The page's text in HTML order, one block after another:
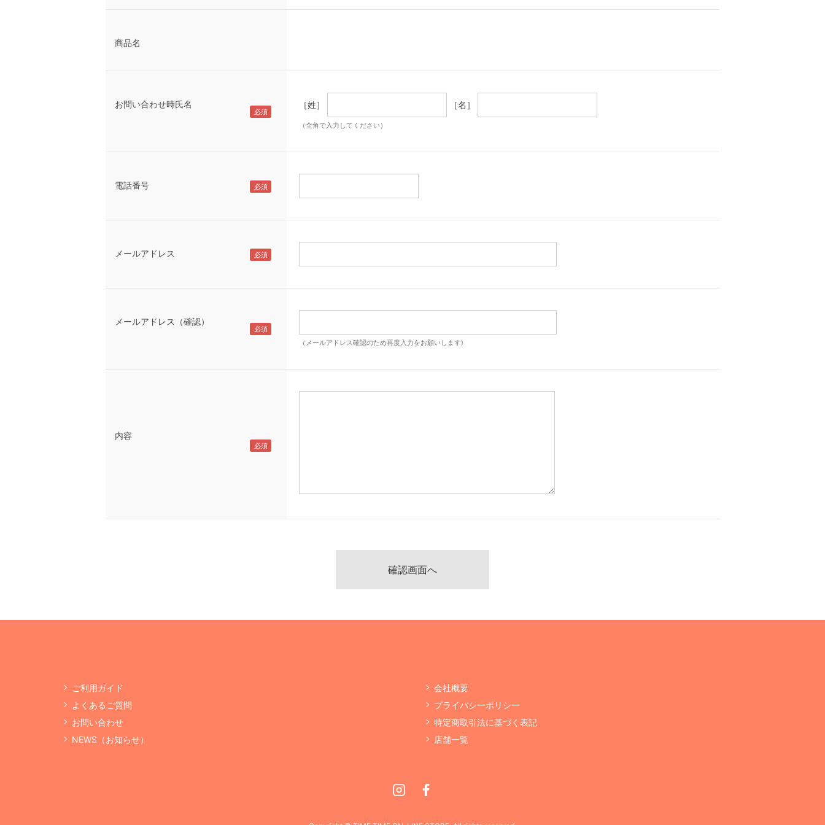
商品名
お問い合わせ時氏名 ［姓］ ［名］
（全角で入力してください）
電話番号
メールアドレス
メールアドレス（確認）
（メールアドレス確認のため再度入力をお願いします)
内容
ご利用ガイド
よくあるご質問
お問い合わせ
NEWS（お知らせ）
会社概要
プライバシーポリシー
特定商取引法に基づく表記
店舗一覧